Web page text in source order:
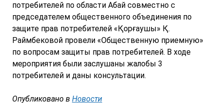
потребителей по области Абай совместно с
председателем общественного объединения по
защите прав потребителей «Қорғаушы» Қ.
Раймбековой провели «Общественную приемную»
по вопросам защиты прав потребителей. В ходе
мероприятия были заслушаны жалобы 3
потребителей и даны консультации.
Опубликовано в Новости